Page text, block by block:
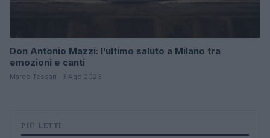
Don Antonio Mazzi: l’ultimo saluto a Milano tra
emozioni e canti
Marco Tessari · 3 Ago 2026
PIÙ LETTI